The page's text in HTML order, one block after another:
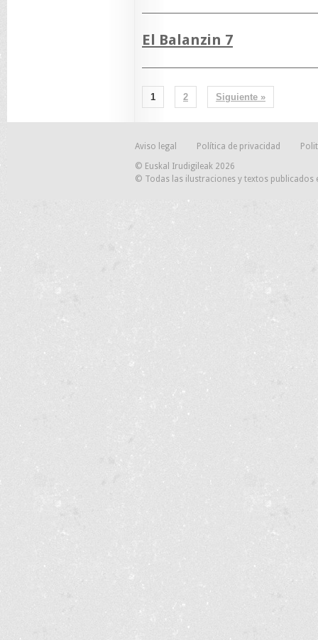
El Balanzin 7
1 2 Siguiente »
Aviso legal Política de privacidad
© Euskal Irudigileak 2026
© Todas las ilustraciones y textos publicados